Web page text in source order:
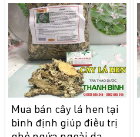
Mua bán cây lá hen tại
bình định giúp điều trị